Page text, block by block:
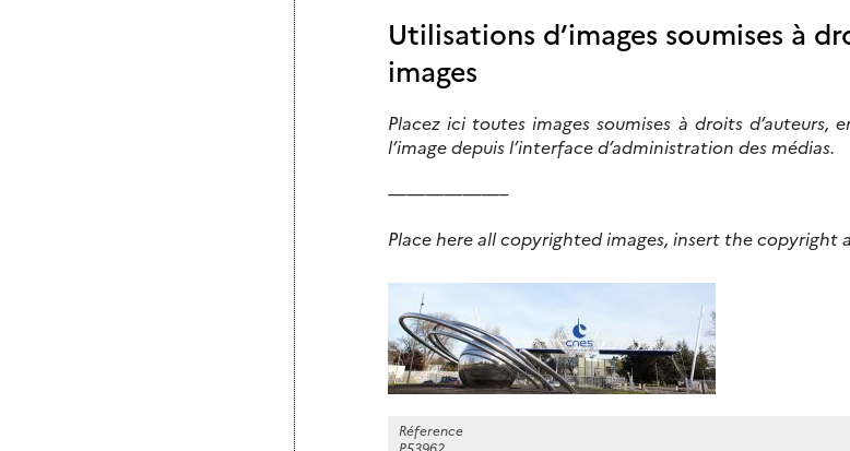
Utilisations d’images soumises à
images
Placez ici toutes images soumises à droits
l’image depuis l’interface d’administration des médias.
——————–
Place here all copyrighted images, insert the
Réference